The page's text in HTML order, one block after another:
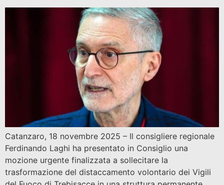
Catanzaro, 18 novembre 2025 – Il consigliere regionale
Ferdinando Laghi ha presentato in Consiglio una
mozione urgente finalizzata a sollecitare la
trasformazione del distaccamento volontario dei Vigili